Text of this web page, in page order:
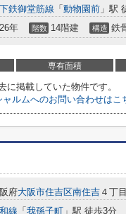
鉄御堂筋線 「 動物園前 」駅
年 階数 14階建 構造 鉄
専有面積
に掲載していた物件です。
ャルムへのお問い合わせはこ
府大阪市住吉区南住吉 ４丁
線 「 我孫子町 」駅 徒歩3分